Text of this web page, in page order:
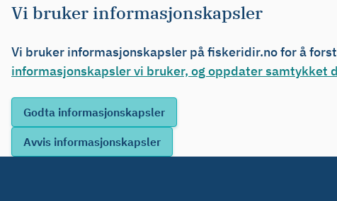
Vi bruker informasjonskapsler
Vi bruker informasjonskapsler på fiskeridir.no for å
informasjonskapsler vi bruker, og oppdater samtykket